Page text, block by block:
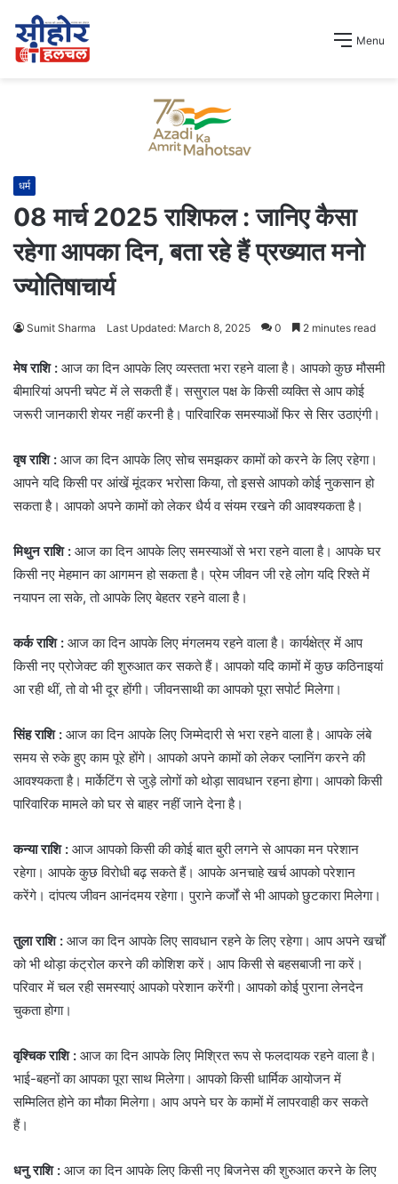
Menu
धर्म
08 मार्च 2025 राशिफल : जानिए कैसा
रहेगा आपका दिन, बता रहे हैं प्रख्यात मनो
ज्योतिषाचार्य
Sumit Sharma Last Updated: March 8, 2025 0 2 minutes read
मेष राशि : आज का दिन आपके लिए व्यस्तता भरा रहने वाला है। आपको कुछ मौसमी
बीमारियां अपनी चपेट में ले सकती हैं। ससुराल पक्ष के किसी व्यक्ति से आप कोई
जरूरी जानकारी शेयर नहीं करनी है। पारिवारिक समस्याओं फिर से सिर उठाएंगी।
वृष राशि : आज का दिन आपके लिए सोच समझकर कामों को करने के लिए रहेगा।
आपने यदि किसी पर आंखें मूंदकर भरोसा किया, तो इससे आपको कोई नुकसान हो
सकता है। आपको अपने कामों को लेकर धैर्य व संयम रखने की आवश्यकता है।
मिथुन राशि : आज का दिन आपके लिए समस्याओं से भरा रहने वाला है। आपके घर
किसी नए मेहमान का आगमन हो सकता है। प्रेम जीवन जी रहे लोग यदि रिश्ते में
नयापन ला सके, तो आपके लिए बेहतर रहने वाला है।
कर्क राशि : आज का दिन आपके लिए मंगलमय रहने वाला है। कार्यक्षेत्र में आप
किसी नए प्रोजेक्ट की शुरुआत कर सकते हैं। आपको यदि कामों में कुछ कठिनाइयां
आ रही थीं, तो वो भी दूर होंगी। जीवनसाथी का आपको पूरा सपोर्ट मिलेगा।
सिंह राशि : आज का दिन आपके लिए जिम्मेदारी से भरा रहने वाला है। आपके लंबे
समय से रुके हुए काम पूरे होंगे। आपको अपने कामों को लेकर प्लानिंग करने की
आवश्यकता है। मार्केटिंग से जुड़े लोगों को थोड़ा सावधान रहना होगा। आपको किसी
पारिवारिक मामले को घर से बाहर नहीं जाने देना है।
कन्या राशि : आज आपको किसी की कोई बात बुरी लगने से आपका मन परेशान
रहेगा। आपके कुछ विरोधी बढ़ सकते हैं। आपके अनचाहे खर्च आपको परेशान
करेंगे। दांपत्य जीवन आनंदमय रहेगा। पुराने कर्जों से भी आपको छुटकारा मिलेगा।
तुला राशि : आज का दिन आपके लिए सावधान रहने के लिए रहेगा। आप अपने खर्चों
को भी थोड़ा कंट्रोल करने की कोशिश करें। आप किसी से बहसबाजी ना करें।
परिवार में चल रही समस्याएं आपको परेशान करेंगी। आपको कोई पुराना लेनदेन
चुकता होगा।
वृश्चिक राशि : आज का दिन आपके लिए मिश्रित रूप से फलदायक रहने वाला है।
भाई-बहनों का आपका पूरा साथ मिलेगा। आपको किसी धार्मिक आयोजन में
सम्मिलित होने का मौका मिलेगा। आप अपने घर के कामों में लापरवाही कर सकते
हैं।
धनु राशि : आज का दिन आपके लिए किसी नए बिजनेस की शुरुआत करने के लिए